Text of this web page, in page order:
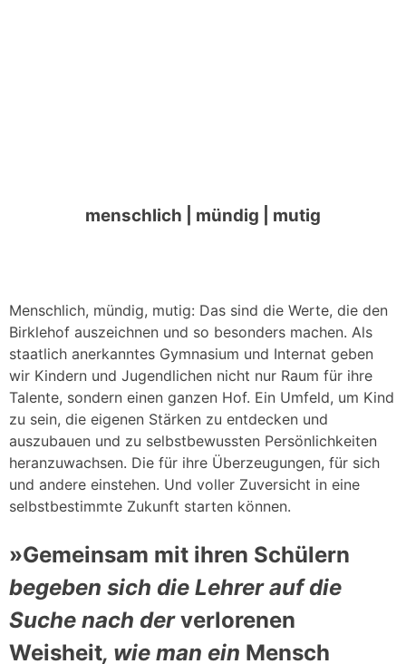
menschlich | mündig | mutig
Menschlich, mündig, mutig: Das sind die Werte, die den
Birklehof auszeichnen und so besonders machen. Als
staatlich anerkanntes Gymnasium und Internat geben
wir Kindern und Jugendlichen nicht nur Raum für ihre
Talente, sondern einen ganzen Hof. Ein Umfeld, um Kind
zu sein, die eigenen Stärken zu entdecken und
auszubauen und zu selbstbewussten Persönlichkeiten
heranzuwachsen. Die für ihre Überzeugungen, für sich
und andere einstehen. Und voller Zuversicht in eine
selbstbestimmte Zukunft starten können.
»Gemeinsam mit ihren Schülern
begeben sich die Lehrer auf die
Suche nach derverlorenen
Weisheit, wie man ein Mensch